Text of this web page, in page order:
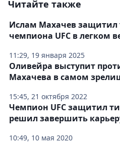
Читайте также
11:29, 19 января 2025
Ислам Махачев защитил
чемпиона UFC в легком
15:45, 21 октября 2022
Оливейра выступит
Махачева в самом
10:49, 10 мая 2020
Чемпион UFC защитил
решил завершить